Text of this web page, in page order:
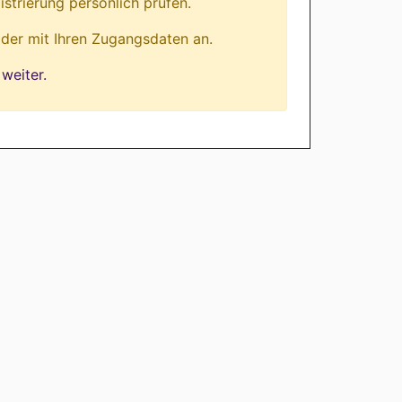
mit Ihren Zugangsdaten an.